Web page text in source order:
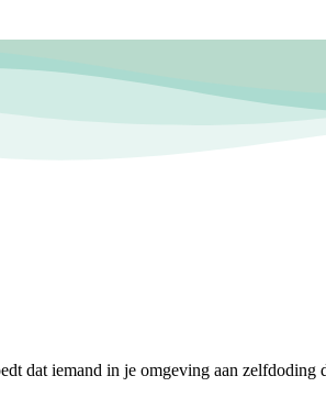
dat iemand in je omgeving aan zelfdoding